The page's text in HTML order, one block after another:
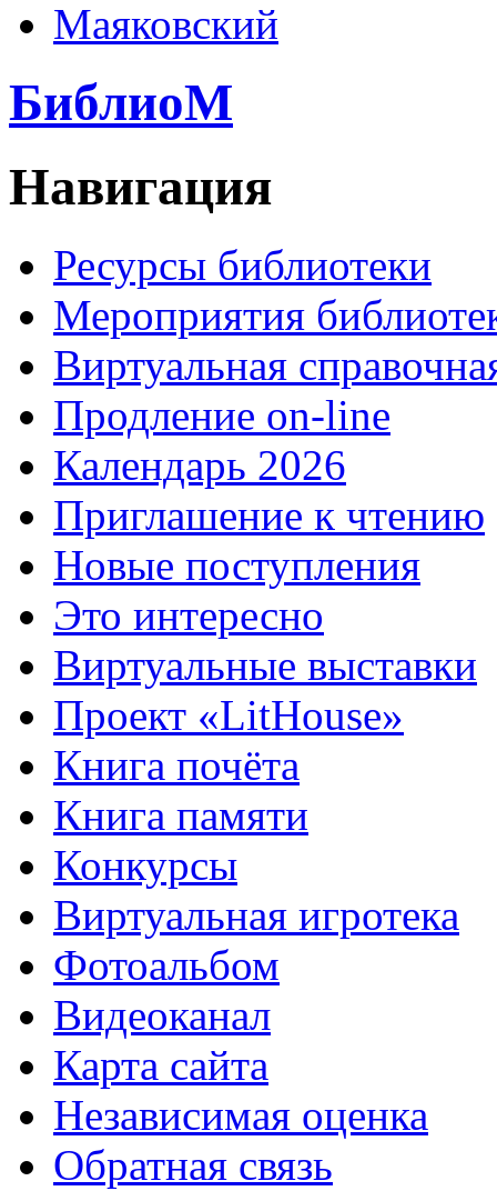
Маяковский
БиблиоМ
Навигация
Ресурсы библиотеки
Мероприятия
Виртуальная
Продление on-line
Календарь 2026
Приглашение к чтению
Новые поступления
Это интересно
Виртуальные выставки
Проект «LitHouse»
Книга почёта
Книга памяти
Конкурсы
Виртуальная игротека
Фотоальбом
Видеоканал
Карта сайта
Независимая оценка
Обратная связь